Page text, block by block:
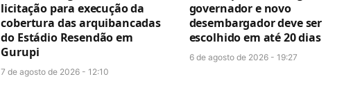
licitação para execução da
cobertura das arquibancadas
do Estádio Resendão em
Gurupi
7 de agosto de 2026 - 12:10
governador e novo
desembargador deve ser
escolhido em até 20 dias
6 de agosto de 2026 - 19:27